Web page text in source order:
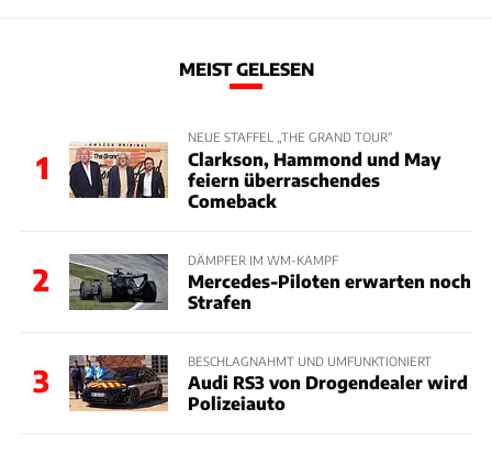
MEIST GELESEN
1
NEUE STAFFEL „THE GRAND TOUR“
Clarkson, Hammond und May
feiern überraschendes
Comeback
2
DÄMPFER IM WM-KAMPF
Mercedes-Piloten erwarten noch
Strafen
3
BESCHLAGNAHMT UND UMFUNKTIONIERT
Audi RS3 von Drogendealer wird
Polizeiauto